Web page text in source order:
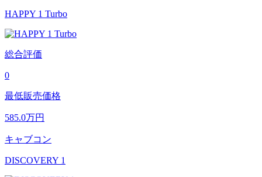
HAPPY 1 Turbo
総合評価
0
最低販売価格
585.0万円
キャブコン
DISCOVERY 1